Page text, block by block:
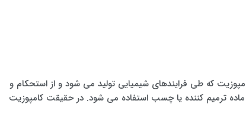
که طی فرایندهای شیمیایی تولید می شود و از استحکام و
ترمیم کننده یا چسب استفاده می شود. در حقیقت کامپوزیت